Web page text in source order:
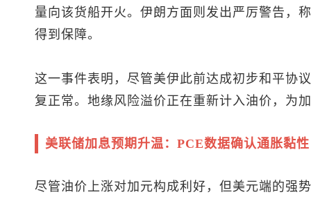
量向该货船开火。伊朗方面则发出严厉警告，
得到保障。
这一事件表明，尽管美伊此前达成初步和平协
复正常。地缘风险溢价正在重新计入油价，为
美联储加息预期升温：PCE数据确认通胀黏
尽管油价上涨对加元构成利好，但美元端的强